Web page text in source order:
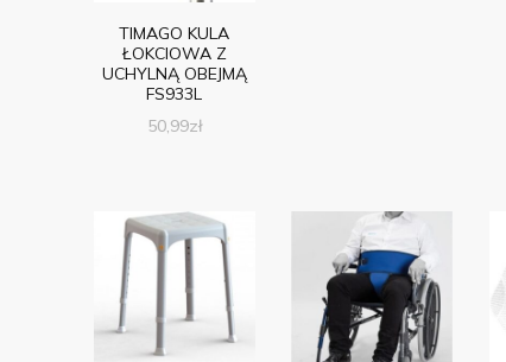
TIMAGO KULA
ŁOKCIOWA Z
UCHYLNĄ OBEJMĄ
FS933L
50,99zł